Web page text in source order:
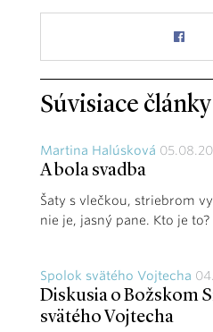
Súvisiace články
Martina Halúsková
A bola svadba
Šaty s vlečkou, striebrom
nie je, jasný pane. Kto je to?
Spolok svätého Vojtecha
Diskusia o Božskom
svätého Vojtecha